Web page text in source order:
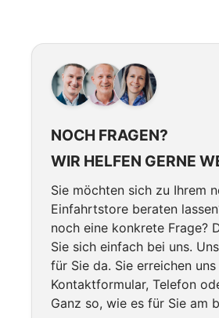
NOCH FRAGEN?
WIR HELFEN GERNE
Sie möchten sich zu Ihrem
Einfahrtstore beraten
noch eine konkrete Frage?
Sie sich einfach bei uns.
für Sie da. Sie erreichen
Kontaktformular, Telefon
Ganz so, wie es für Sie am